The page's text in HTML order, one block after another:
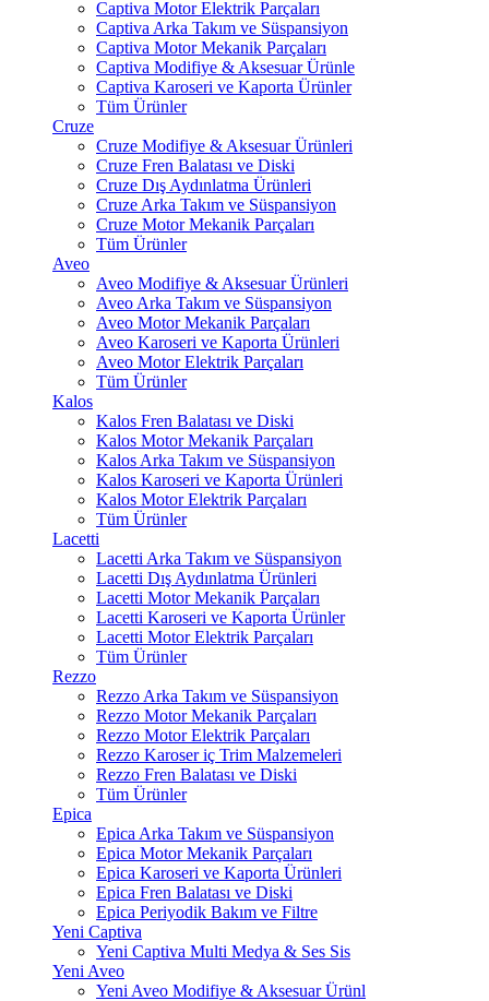
Captiva Motor Elektrik Parçaları
Captiva Arka Takım ve Süspansiyon
Captiva Motor Mekanik Parçaları
Captiva Modifiye & Aksesuar Ürünle
Captiva Karoseri ve Kaporta Ürünler
Tüm Ürünler
Cruze
Cruze Modifiye & Aksesuar Ürünleri
Cruze Fren Balatası ve Diski
Cruze Dış Aydınlatma Ürünleri
Cruze Arka Takım ve Süspansiyon
Cruze Motor Mekanik Parçaları
Tüm Ürünler
Aveo
Aveo Modifiye & Aksesuar Ürünleri
Aveo Arka Takım ve Süspansiyon
Aveo Motor Mekanik Parçaları
Aveo Karoseri ve Kaporta Ürünleri
Aveo Motor Elektrik Parçaları
Tüm Ürünler
Kalos
Kalos Fren Balatası ve Diski
Kalos Motor Mekanik Parçaları
Kalos Arka Takım ve Süspansiyon
Kalos Karoseri ve Kaporta Ürünleri
Kalos Motor Elektrik Parçaları
Tüm Ürünler
Lacetti
Lacetti Arka Takım ve Süspansiyon
Lacetti Dış Aydınlatma Ürünleri
Lacetti Motor Mekanik Parçaları
Lacetti Karoseri ve Kaporta Ürünler
Lacetti Motor Elektrik Parçaları
Tüm Ürünler
Rezzo
Rezzo Arka Takım ve Süspansiyon
Rezzo Motor Mekanik Parçaları
Rezzo Motor Elektrik Parçaları
Rezzo Karoser iç Trim Malzemeleri
Rezzo Fren Balatası ve Diski
Tüm Ürünler
Epica
Epica Arka Takım ve Süspansiyon
Epica Motor Mekanik Parçaları
Epica Karoseri ve Kaporta Ürünleri
Epica Fren Balatası ve Diski
Epica Periyodik Bakım ve Filtre
Yeni Captiva
Yeni Captiva Multi Medya & Ses Sis
Yeni Aveo
Yeni Aveo Modifiye & Aksesuar Ürünl